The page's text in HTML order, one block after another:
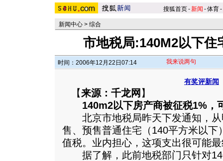
搜狐首页-新闻 -体育-
新闻中心 > 综合
市地税局:140M2以下住
时间：2006年12月22日07:14 我来说两句
有奖评新闻
【来源：千龙网 】
140m2以下房产商被征税1%，
北京市地税局昨天下发通知，从
售、预售普通住宅（140平方米以下
值税。业内担心，这项支出很可能
据了解，此前地税部门只针对